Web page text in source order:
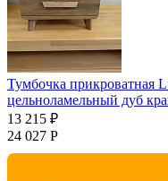
Тумбочка прикроватная
цельноламельный дуб
13 215 ₽
24 027 Р